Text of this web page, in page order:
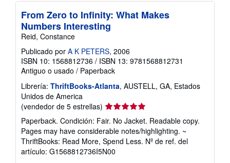
From Zero to Infinity: What Makes
Numbers Interesting
Reid, Constance
Publicado por A K PETERS, 2006
ISBN 10: 1568812736 / ISBN 13: 9781568812731
Antiguo o usado / Paperback
Librería: ThriftBooks-Atlanta, AUSTELL, GA, Estados
Unidos de America
(vendedor de 5 estrellas) Calificación
del
vendedor:
5
de
5
Paperback. Condición: Fair. No Jacket. Readable copy.
Pages may have considerable notes/highlighting. ~
ThriftBooks: Read More, Spend Less. Nº de ref. del
artículo: G1568812736I5N00